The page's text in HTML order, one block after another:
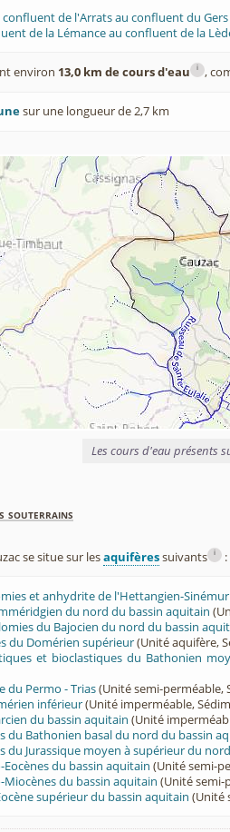
confluent de l'Arrats au confluent du Gers
de la Lémance au confluent de la
environ 13,0 km de cours d'eau i ,
sur une longueur de 2,7 km
Les cours d'eau présents
souterrains
se situe sur lesaquifèressuivants i :
et anhydrite de l'Hettangien-
du nord du bassin aquitain
du Bajocien du nord du bassin
du Domérien supérieur(Unité aquifère,
et bioclastiques du Bathonien
du Permo - Trias(Unité semi-perméable,
inférieur(Unité imperméable,
du bassin aquitain (Unité
du Bathonien basal du nord du bassin
du Jurassique moyen à supérieur du
Eocènes du bassin aquitain (Unité semi-
Miocènes du bassin aquitain (Unité semi-
supérieur du bassin aquitain (Unité